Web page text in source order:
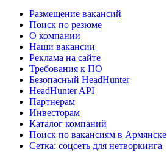
Размещение вакансий
Поиск по резюме
О компании
Наши вакансии
Реклама на сайте
Требования к ПО
Безопасный HeadHunter
HeadHunter API
Партнерам
Инвесторам
Каталог компаний
Поиск по вакансиям в Армянске
Сетка: соцсеть для нетворкинга